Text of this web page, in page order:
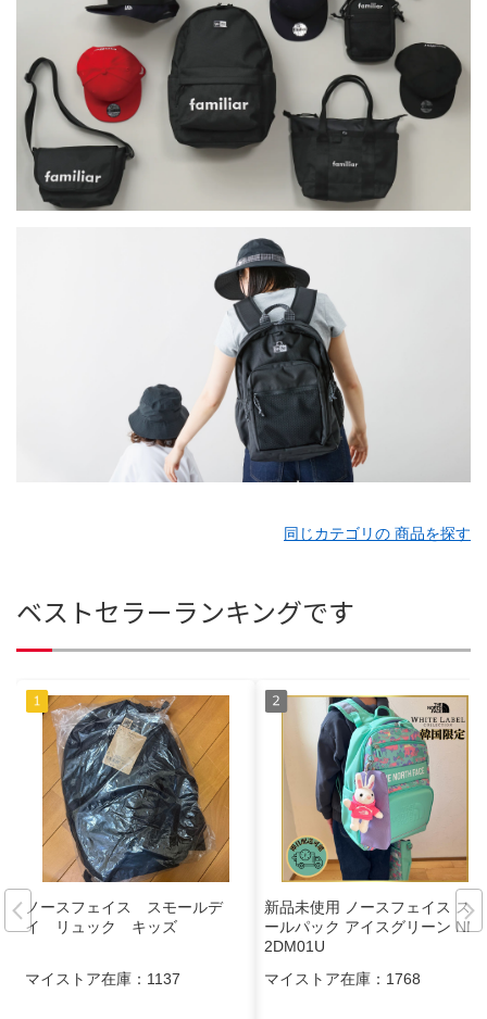
同じカテゴリの 商品を探す
ベストセラーランキングです
ノースフェイス スモールデ
イ リュック キッズ
マイストア在庫： 1137
新品未使用 ノースフェイス スク
ールパック アイスグリーン NM
2DM01U
マイストア在庫： 1768